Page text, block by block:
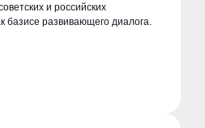
и российских
базисе развивающего диалога.